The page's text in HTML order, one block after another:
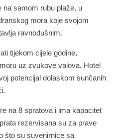
na samom rubu plaže, u
mora koje svojom
ravnodušnim.
​​tijekom cijele godine,
uz zvukove valova. Hotel
potencijal dolaskom sunčanih
na 8 spratova i ima kapacitet
rezervisana su za prave
što su suvenirnice sa